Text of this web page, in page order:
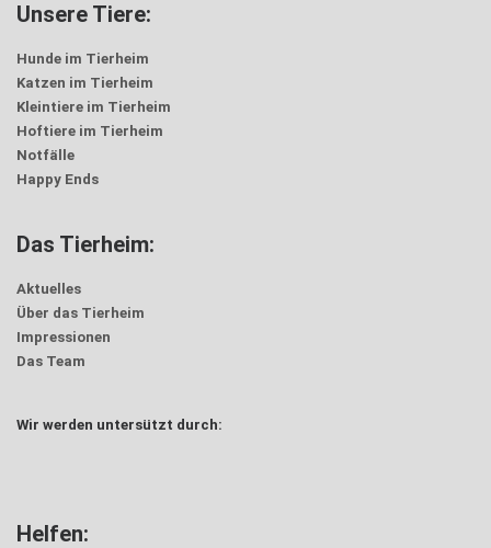
Unsere Tiere:
Hunde im Tierheim
Katzen im Tierheim
Kleintiere im Tierheim
Hoftiere im Tierheim
Notfälle
Happy Ends
Das Tierheim:
Aktuelles
Über das Tierheim
Impressionen
Das Team
Wir werden untersützt durch:
Helfen: